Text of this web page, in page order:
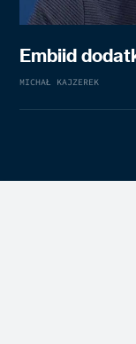
Embiid
MICHAŁ KAJZEREK